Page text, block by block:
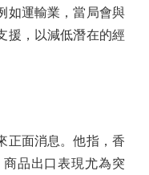
如運輸業，當局會與
援，以減低潛在的經
面消息。他指，香
品出口表現尤為突